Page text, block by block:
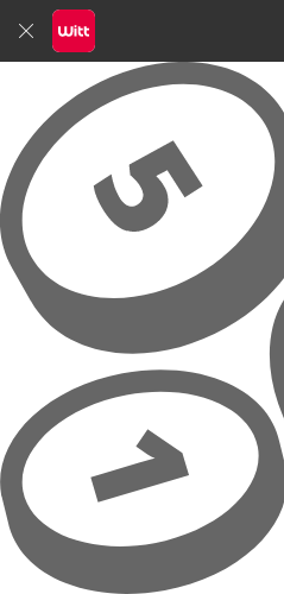
Přeskočit na hlavní obsah